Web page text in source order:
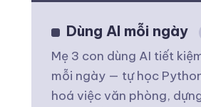
Dùng AI mỗi ngày
Mẹ 3 con dùng AI tiết
mỗi ngày — tự học
hoá việc văn phòng,